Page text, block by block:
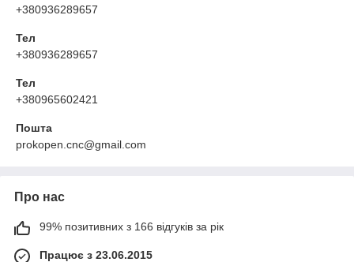
+380936289657
Тел
+380936289657
Тел
+380965602421
Пошта
prokopen.cnc@gmail.com
Про нас
99% позитивних з 166 відгуків за рік
Працює з 23.06.2015